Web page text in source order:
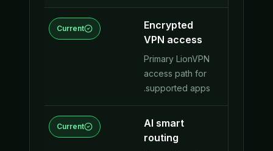
Encrypted
VPN access
Primary LionVPN
access path for
supported apps.
Current
AI smart
routing
Current